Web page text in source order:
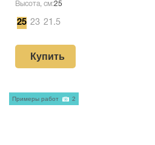
Высота, см:25
25 23 21.5
Купить
Примеры работ 2